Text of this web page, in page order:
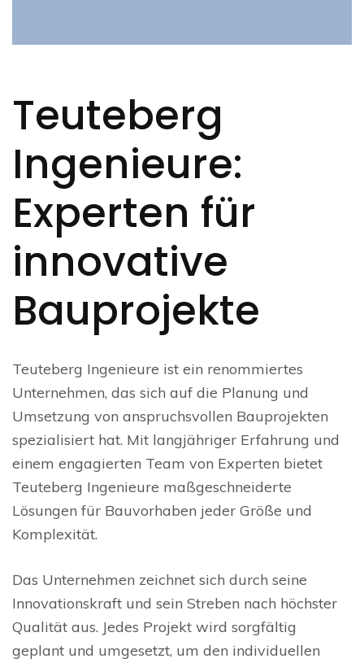
Teuteberg
Ingenieure:
Experten für
innovative
Bauprojekte
Teuteberg Ingenieure ist ein renommiertes
Unternehmen, das sich auf die Planung und
Umsetzung von anspruchsvollen Bauprojekten
spezialisiert hat. Mit langjähriger Erfahrung und
einem engagierten Team von Experten bietet
Teuteberg Ingenieure maßgeschneiderte
Lösungen für Bauvorhaben jeder Größe und
Komplexität.
Das Unternehmen zeichnet sich durch seine
Innovationskraft und sein Streben nach höchster
Qualität aus. Jedes Projekt wird sorgfältig
geplant und umgesetzt, um den individuellen